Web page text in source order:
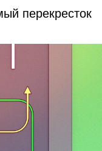
перекресток